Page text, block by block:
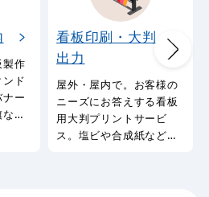
製作
ド
ー
ど
看板印刷・大判
出力
屋外・屋内で。お客様の
ニーズにお答えする看板
用大判プリントサービ
ス。塩ビや合成紙など看